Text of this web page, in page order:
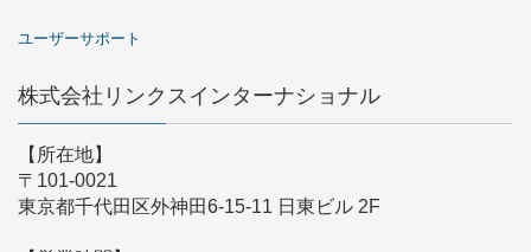
ユーザーサポート
株式会社リンクスインターナショナル
【所在地】
〒101-0021
東京都千代田区外神田6-15-11 日東ビル 2F